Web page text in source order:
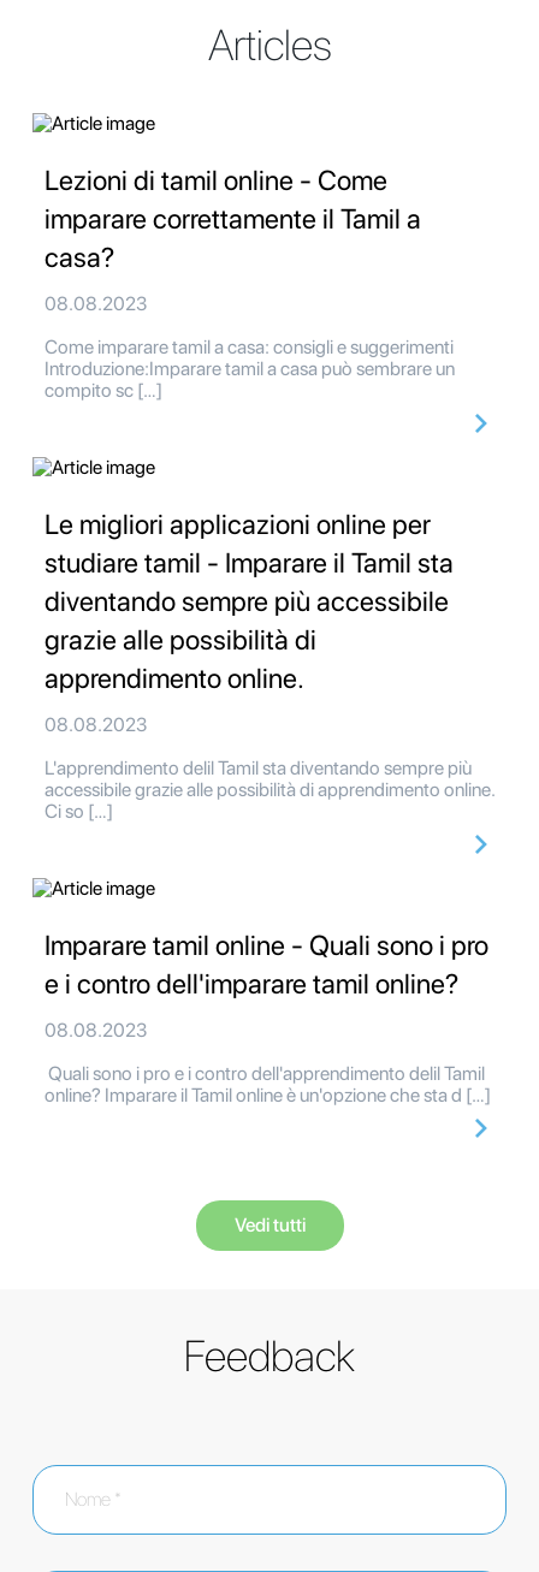
Articles
Lezioni di tamil online - Come
imparare correttamente il Tamil a
casa?
08.08.2023
Come imparare tamil a casa: consigli e suggerimenti
Introduzione:Imparare tamil a casa può sembrare un
compito sc […]
Le migliori applicazioni online per
studiare tamil - Imparare il Tamil sta
diventando sempre più accessibile
grazie alle possibilità di
apprendimento online.
08.08.2023
L'apprendimento delil Tamil sta diventando sempre più
accessibile grazie alle possibilità di apprendimento online.
Ci so […]
Imparare tamil online - Quali sono i pro
e i contro dell'imparare tamil online?
08.08.2023
Quali sono i pro e i contro dell'apprendimento delil Tamil
online? Imparare il Tamil online è un'opzione che sta d […]
Vedi tutti
Feedback